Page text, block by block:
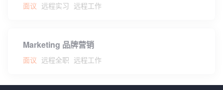
面议 远程实习 远程工作
Marketing 品牌营销
面议 远程全职 远程工作